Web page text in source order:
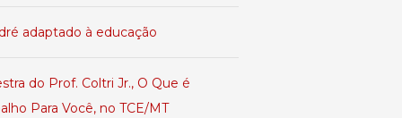
adaptado à educação
do Prof. Coltri Jr., O Que é
Para Você, no TCE/MT